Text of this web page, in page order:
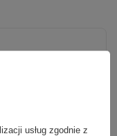
usług zgodnie z